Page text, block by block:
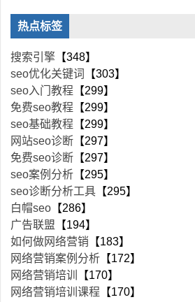
热点标签
搜索引擎 【348】
seo优化关键词
【303】
seo入门教程 【299】
免费seo教程 【299】
seo基础教程 【299】
网站seo诊断 【297】
免费seo诊断 【297】
seo案例分析 【295】
seo诊断分析工具 【295】
白帽seo 【286】
广告联盟 【194】
如何做网络营销 【183】
网络营销案例分析 【172】
网络营销培训
【170】
网络营销培训课程 【170】